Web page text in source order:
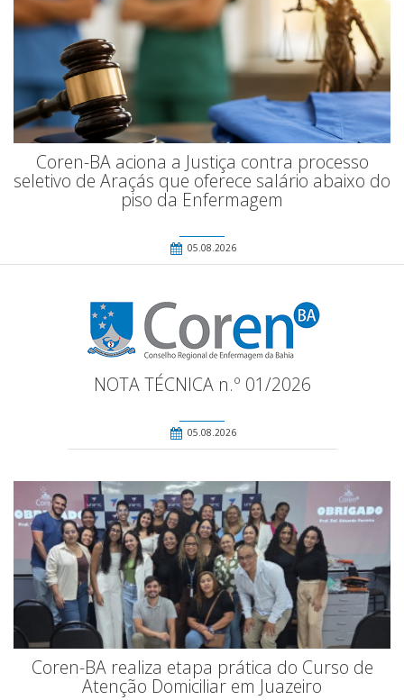
Coren-BA aciona a Justiça contra processo
seletivo de Araçás que oferece salário abaixo do
piso da Enfermagem
05.08.2026
NOTA TÉCNICA n.º 01/2026
05.08.2026
Coren-BA realiza etapa prática do Curso de
Atenção Domiciliar em Juazeiro